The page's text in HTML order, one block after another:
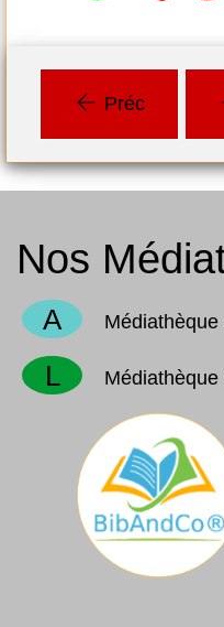
Préc
Nos
A
L